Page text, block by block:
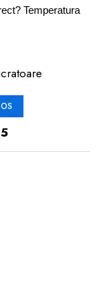
Temperatura